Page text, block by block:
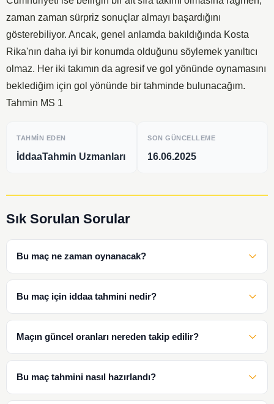
zaman zaman sürpriz sonuçlar almayı başardığını
gösterebiliyor. Ancak, genel anlamda bakıldığında Kosta
Rika'nın daha iyi bir konumda olduğunu söylemek yanıltıcı
olmaz. Her iki takımın da agresif ve gol yönünde oynamasını
beklediğim için gol yönünde bir tahminde bulunacağım.
Tahmin MS 1
TAHMIN EDEN
İddaaTahmin Uzmanları
SON GÜNCELLEME
16.06.2025
Sık Sorulan Sorular
Bu maç ne zaman oynanacak?
Bu maç için iddaa tahmini nedir?
Maçın güncel oranları nereden takip edilir?
Bu maç tahmini nasıl hazırlandı?